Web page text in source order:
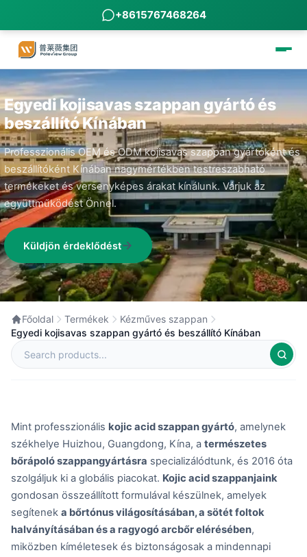
+8615767468264
Egyedi kojisavas szappan gyártó és
beszállító Kínában
Professzionális OEM és ODM kojisavas szappan gyártóként és
beszállítóként Kínában nagymértékben testreszabható
termékeket és versenyképes árakat kínálunk. Várjuk az
együttműködést Önnel.
Küldjön érdeklődést
Főoldal Termékek
Kézműves szappan
Egyedi kojisavas szappan gyártó és beszállító Kínában
Mint professzionális kojic acid szappan gyártó, amelynek
székhelye Huizhou, Guangdong, Kína, a természetes
bőrápoló szappangyártásra specializálódtunk, és 2016 óta
szolgáljuk ki a globális piacokat. Kojic acid szappanjaink
gondosan összeállított formulával készülnek, amelyek
segítenek a bőrtónus világosításában, a sötét foltok
halványításában és a ragyogó arcbőr elérésében,
miközben kíméletesek és biztonságosak a mindennapi